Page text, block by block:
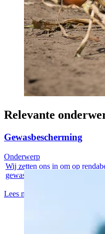
Relevante
Gewasbescherming
Wij zetten ons in om op
gewassen te...
Lees meer
Onderwerp